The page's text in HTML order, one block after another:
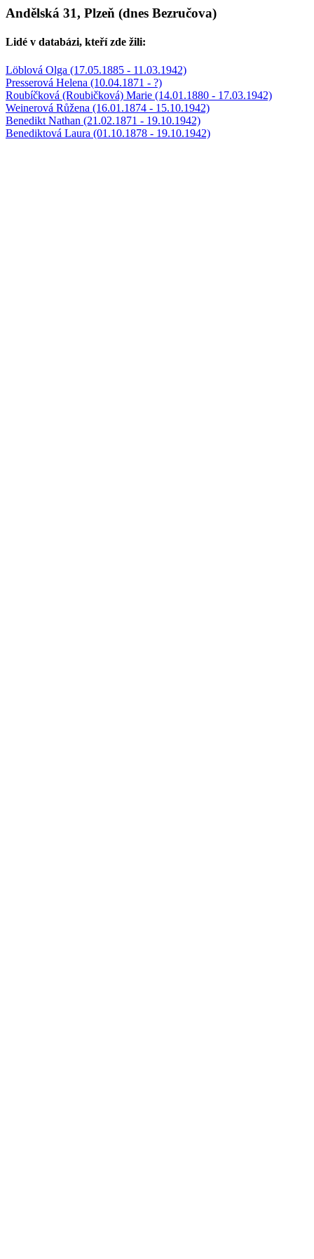
Andělská 31, Plzeň (dnes Bezručova)
Lidé v databázi, kteří zde žili:
Löblová Olga (17.05.1885 - 11.03.1942)
Presserová Helena (10.04.1871 - ?)
Roubíčková (Roubičková) Marie (14.01.1880 - 17.03.1942)
Weinerová Růžena (16.01.1874 - 15.10.1942)
Benedikt Nathan (21.02.1871 - 19.10.1942)
Benediktová Laura (01.10.1878 - 19.10.1942)